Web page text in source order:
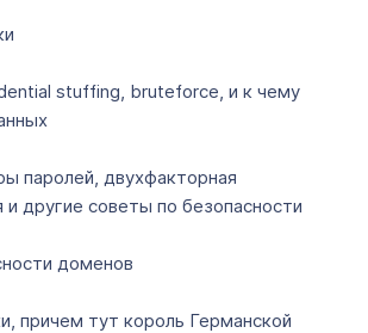
stuffing, bruteforce, и к чему
паролей, двухфакторная
и другие советы по безопасности
доменов
причем тут король Германской